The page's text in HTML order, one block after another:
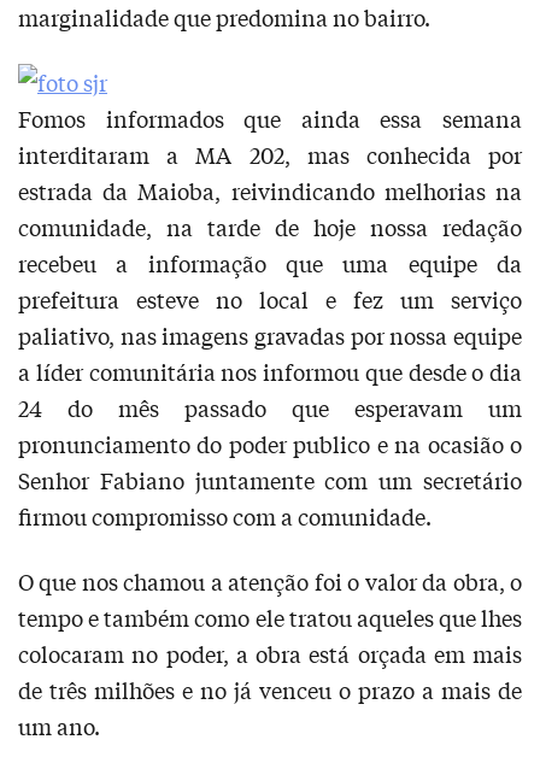
marginalidade que predomina no bairro.
Fomos informados que ainda essa semana
interditaram a MA 202, mas conhecida por
estrada da Maioba, reivindicando melhorias na
comunidade, na tarde de hoje nossa redação
recebeu a informação que uma equipe da
prefeitura esteve no local e fez um serviço
paliativo, nas imagens gravadas por nossa equipe
a líder comunitária nos informou que desde o dia
24 do mês passado que esperavam um
pronunciamento do poder publico e na ocasião o
Senhor Fabiano juntamente com um secretário
firmou compromisso com a comunidade.
O que nos chamou a atenção foi o valor da obra, o
tempo e também como ele tratou aqueles que lhes
colocaram no poder, a obra está orçada em mais
de três milhões e no já venceu o prazo a mais de
um ano.